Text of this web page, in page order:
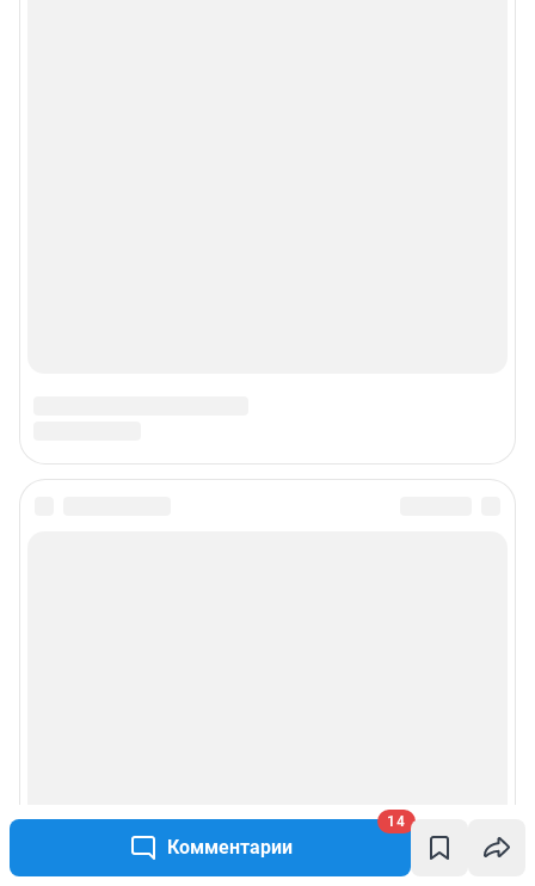
Комментарии
14